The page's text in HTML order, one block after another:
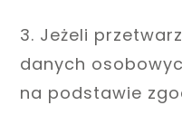
3. Jeżeli
danych
na podstawie